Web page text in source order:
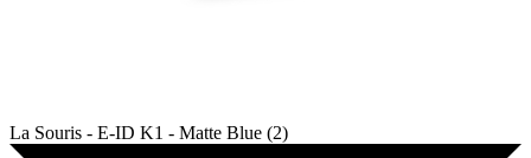
La Souris - E-ID K1 - Matte Blue (2)